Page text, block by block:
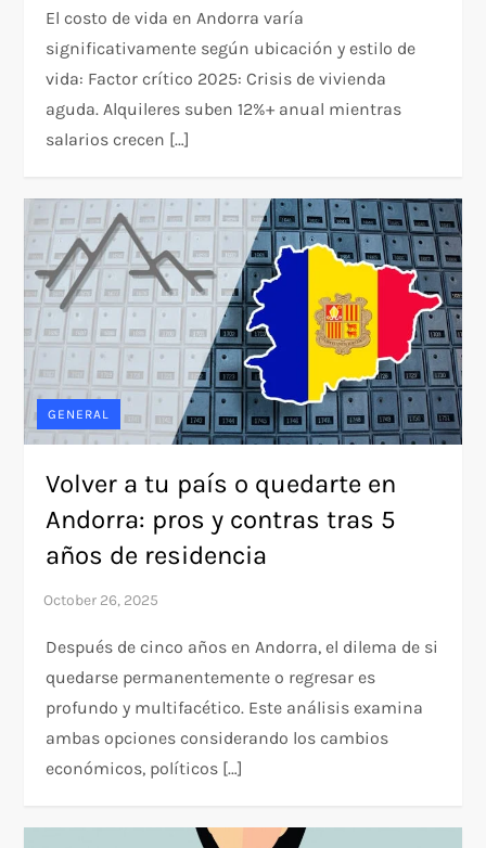
El costo de vida en Andorra varía
significativamente según ubicación y estilo de
vida: Factor crítico 2025: Crisis de vivienda
aguda. Alquileres suben 12%+ anual mientras
salarios crecen […]
GENERAL
Volver a tu país o quedarte en
Andorra: pros y contras tras 5
años de residencia
Después de cinco años en Andorra, el dilema de si
quedarse permanentemente o regresar es
profundo y multifacético. Este análisis examina
ambas opciones considerando los cambios
económicos, políticos […]